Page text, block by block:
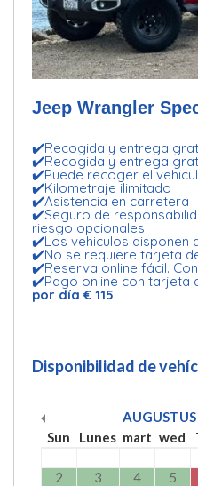
Jeep Wrangler
✔️Recogida y entrega
✔️Recogida y entrega
✔️Puede recoger el
✔️Kilometraje ilimitado
✔️Asistencia en carretera
✔️Seguro de
riesgo opcionales
✔️Los vehiculos disponen
✔️No se requiere tarjeta
✔️Reserva online fácil.
✔️Pago online con tarjeta
por día € 115
Disponibilidad de
AUGUSTUS
Sun
Lunes mart wed
2
3 4 5